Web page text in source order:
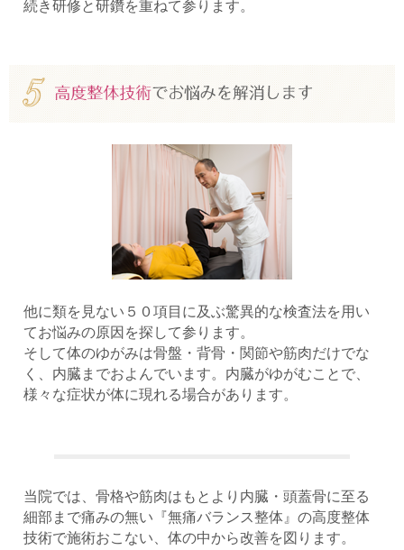
続き研修と研鑽を重ねて参ります。
他に類を見ない５０項目に及ぶ驚異的な検査法を用い
てお悩みの原因を探して参ります。
そして体のゆがみは骨盤・背骨・関節や筋肉だけでな
く、内臓までおよんでいます。内臓がゆがむことで、
様々な症状が体に現れる場合があります。
当院では、骨格や筋肉はもとより内臓・頭蓋骨に至る
細部まで痛みの無い『無痛バランス整体』の高度整体
技術で施術おこない、体の中から改善を図ります。